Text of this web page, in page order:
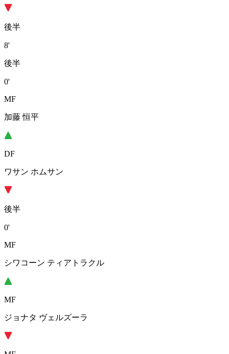
後半
8'
後半
0'
MF
加藤 恒平
DF
ワサン ホムサン
後半
0'
MF
シワコーン ティアトラクル
MF
ジョナタ ヴェルズーラ